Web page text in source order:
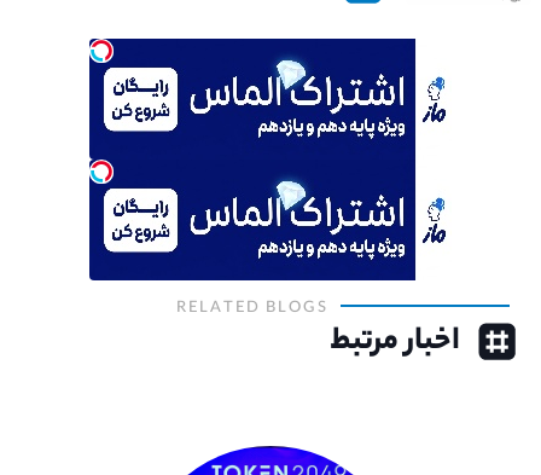
RELATED BLOGS
اخبار مرتبط